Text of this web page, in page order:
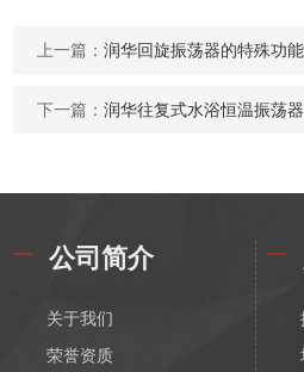
上一篇：润华回旋振荡器的特殊功能
下一篇：润华往复式水浴恒温振荡
公司简介
关于我们
荣誉资质